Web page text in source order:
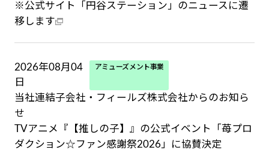
※公式サイト「円谷ステーション」のニュースに遷
移します
2026年08月04
日
アミューズメント事業
当社連結子会社・フィールズ株式会社からのお知ら
せ
TVアニメ『【推しの子】』の公式イベント「苺プロ
ダクション☆ファン感謝祭2026」に協賛決定